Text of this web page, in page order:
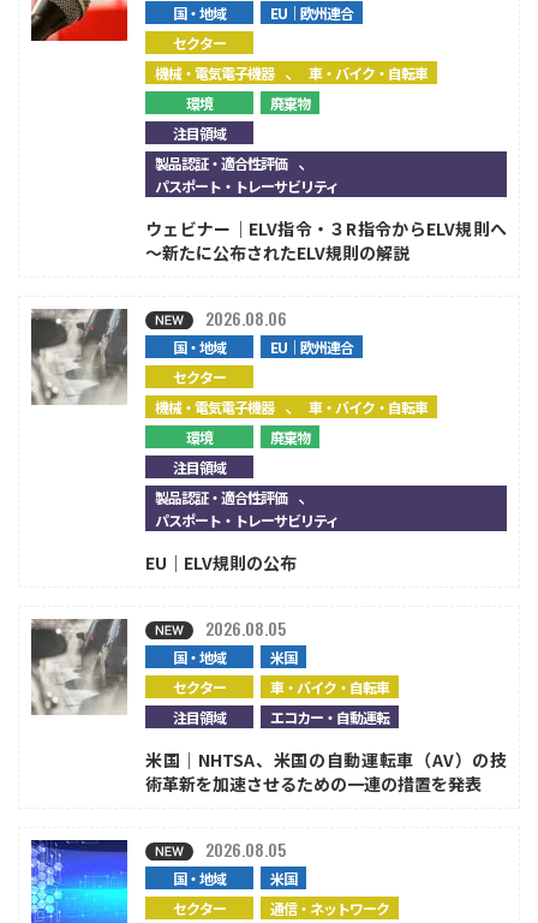
国・地域
EU｜欧州連合
セクター
機械・電気電子機器 、車・バイク・自転車
環境
廃棄物
注目領域
製品認証・適合性評価 、
パスポート・トレーサビリティ
ウェビナー｜ELV指令・３R指令からELV規則へ
～新たに公布されたELV規則の解説
国・地域
EU｜欧州連合
セクター
機械・電気電子機器 、車・バイク・自転車
環境
廃棄物
注目領域
製品認証・適合性評価 、
パスポート・トレーサビリティ
2026.08.06
EU｜ELV規則の公布
国・地域
米国
セクター
車・バイク・自転車
注目領域
エコカー・自動運転
2026.08.05
米国｜NHTSA、米国の自動運転車（AV）の技
術革新を加速させるための一連の措置を発表
国・地域
米国
セクター
通信・ネットワーク
2026.08.05